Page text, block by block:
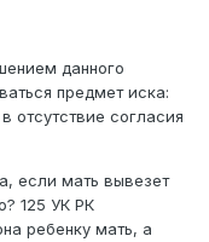
данного
предмет иска:
согласия
если мать вывезет
125 УК РК
ребенку мать, а